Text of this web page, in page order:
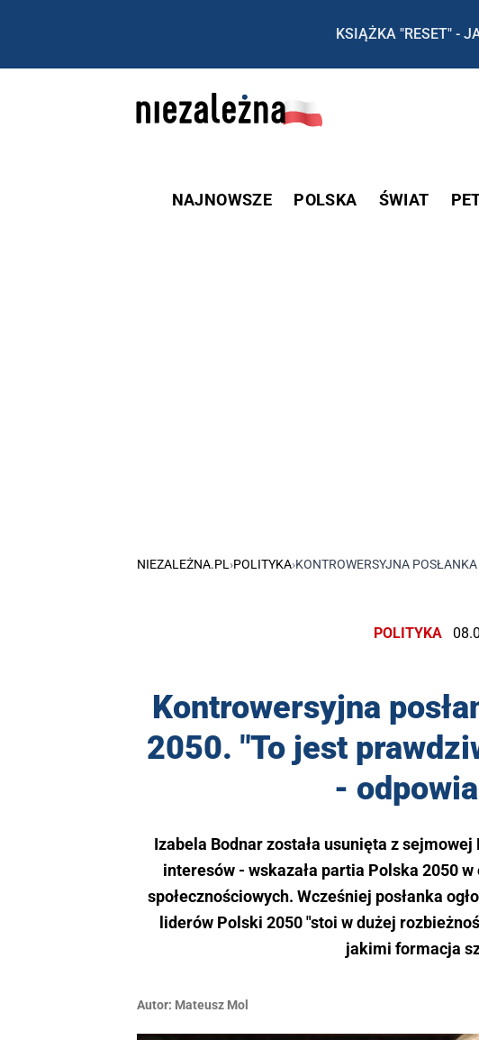
KSIĄŻKA "RESET" -
NAJNOWSZE POLSKA ŚWIAT
NIEZALEŻNA.PL ›POLITYKA›KONTROWERSYJNA
POLITYKA
Kontrowersyjna
2050. "To jest
-
Izabela Bodnar została usunięta z
interesów - wskazała partia Polska 2050
społecznościowych. Wcześniej posłanka
liderów Polski 2050 "stoi w dużej
jakimi formacja
Autor: Mateusz Mol